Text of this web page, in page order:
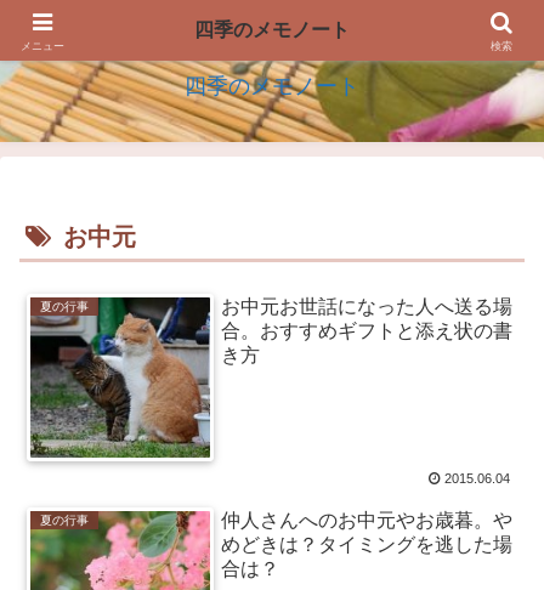
四季の生活を楽しむアイデアのメモノート
四季のメモノート
お中元
夏の行事
お中元お世話になった人へ送る場
合。おすすめギフトと添え状の書
き方
2015.06.04
夏の行事
仲人さんへのお中元やお歳暮。や
めどきは？タイミングを逃した場
合は？
メニュー
四季のメモノート
検索